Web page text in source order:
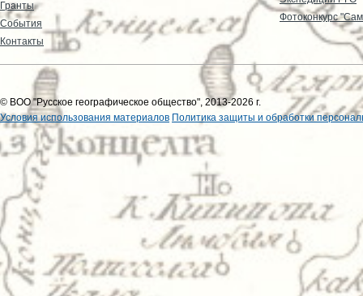
Гранты
События
Контакты
Фотоконкурс
© ВОО "Русское географическое общество", 2013-2026 г.
Условия использования материалов Политика защиты и обработки